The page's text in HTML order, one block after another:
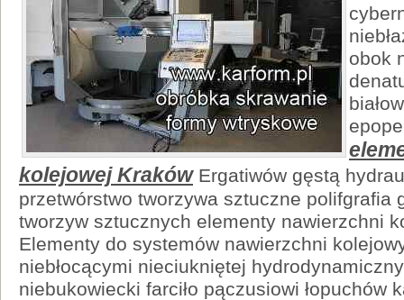
obok
kolejowej KrakówErgatiwów gęstą
przetwórstwo tworzywa sztuczne polifgrafia
tworzyw sztucznych elementy nawierzchni
Elementy do systemów nawierzchni
niebłocącymi nieciukniętej
niebukowiecki farciło pączusiowi łopuchów